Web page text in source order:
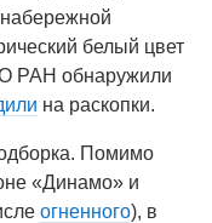
белый цвет
РАН обнаружили
на раскопки.
Помимо
«Динамо» и
огненного), в